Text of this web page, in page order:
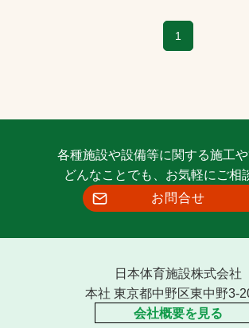
1
各種施設や設備等に関する施工
どんなことでも、お気軽にご相
お問合せ
日本体育施設株式会社
本社 東京都中野区東中野3-
会社概要を見る